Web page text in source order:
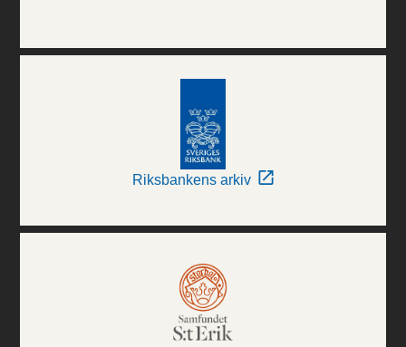
Riksbankens arkiv